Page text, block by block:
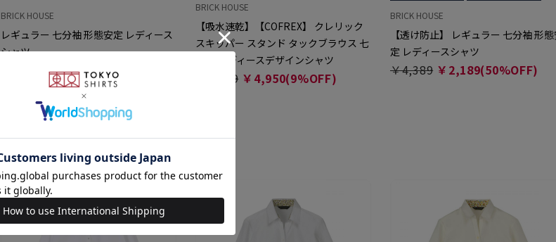
BRICK HOUSE
レギュラー 七分袖 形態安定 レディース
シャツ
￥2,189(47%OFF)
BRICK HOUSE
【吸水速乾】【COFREX】 クレリック
スキッパー スタンド タックブラウス 七
分袖 レディースデザインシャツ
￥5,489 ￥4,950(9%OFF)
BRICK HOUSE
【透け防止】 レギュラー 七分袖 形
定 レディースシャツ
￥4,389 ￥2,189(50%OFF)